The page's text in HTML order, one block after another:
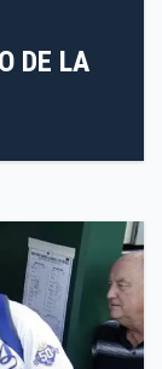
DE LA